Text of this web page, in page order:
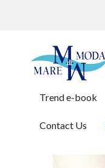
Trend e-book
Contact Us